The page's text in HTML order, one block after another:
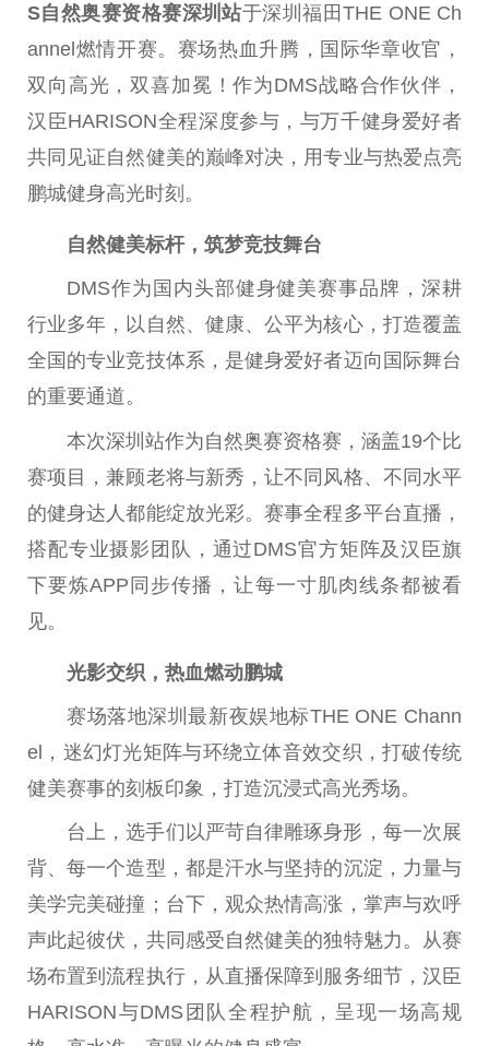
S自然奥赛资格赛深圳站于深圳福田THE ONE Ch
annel燃情开赛。赛场热血升腾，国际华章收官，
双向高光，双喜加冕！作为DMS战略合作伙伴，
汉臣HARISON全程深度参与，与万千健身爱好者
共同见证自然健美的巅峰对决，用专业与热爱点亮
鹏城健身高光时刻。
自然健美标杆，筑梦竞技舞台
DMS作为国内头部健身健美赛事品牌，深耕
行业多年，以自然、健康、公平为核心，打造覆盖
全国的专业竞技体系，是健身爱好者迈向国际舞台
的重要通道。
本次深圳站作为自然奥赛资格赛，涵盖19个比
赛项目，兼顾老将与新秀，让不同风格、不同水平
的健身达人都能绽放光彩。赛事全程多平台直播，
搭配专业摄影团队，通过DMS官方矩阵及汉臣旗
下要炼APP同步传播，让每一寸肌肉线条都被看
见。
光影交织，热血燃动鹏城
赛场落地深圳最新夜娱地标THE ONE Chann
el，迷幻灯光矩阵与环绕立体音效交织，打破传统
健美赛事的刻板印象，打造沉浸式高光秀场。
台上，选手们以严苛自律雕琢身形，每一次展
背、每一个造型，都是汗水与坚持的沉淀，力量与
美学完美碰撞；台下，观众热情高涨，掌声与欢呼
声此起彼伏，共同感受自然健美的独特魅力。从赛
场布置到流程执行，从直播保障到服务细节，汉臣
HARISON与DMS团队全程护航，呈现一场高规